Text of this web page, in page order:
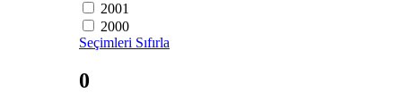
2001
2000
Seçimleri Sıfırla
0